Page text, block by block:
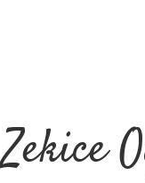
Zekice